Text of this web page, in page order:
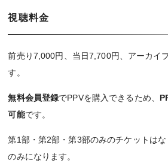
視聴料金
前売り7,000円、当日7,700円、アーカイ
す。
無料会員登録でPPVを購入できるため、
可能です。
第1部・第2部・第3部のみのチケットは
のみになります。